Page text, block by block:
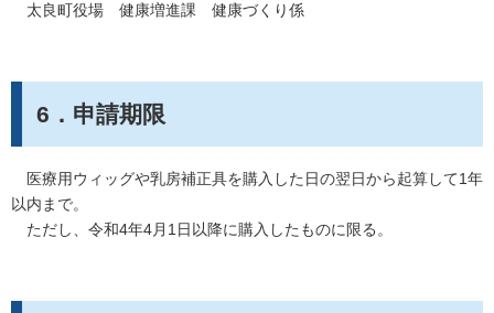
太良町役場 健康増進課 健康づくり係
6．申請期限
医療用ウィッグや乳房補正具を購入した日の翌日から起算して1年
以内まで。
ただし、令和4年4月1日以降に購入したものに限る。